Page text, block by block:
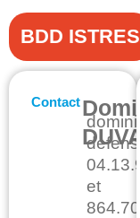
BDD ISTRES
Contact
et